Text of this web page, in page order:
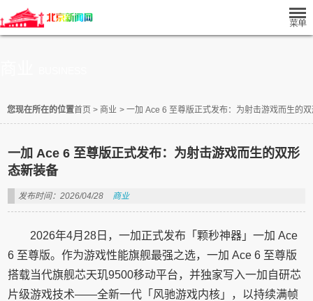
您现在所在的位置首页 > 商业 > 一加 Ace 6 至尊版正式发布：为射击游戏而生的
一加 Ace 6 至尊版正式发布：为射击游戏而生的双形
态新装备
发布时间：2026/04/28 商业
2026年4月28日，一加正式发布「颗秒神器」一加 Ace
6 至尊版。作为游戏性能旗舰最强之选，一加 Ace 6 至尊版
搭载当代旗舰芯天玑9500移动平台，并独家写入一加自研芯
片级游戏技术——全新一代「风驰游戏内核」，以持续满帧